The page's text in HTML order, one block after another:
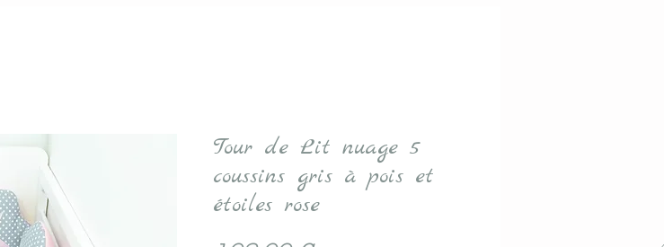
Tour de Lit nuage 5
coussins gris à pois et
étoiles rose